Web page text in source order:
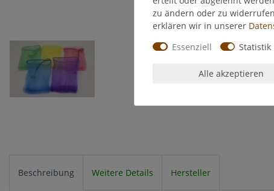
Beschreibung Weitere Details Hersteller
zu ändern oder zu
erklären wir in unserer
Essenziell
Statistik
Alle akzeptieren